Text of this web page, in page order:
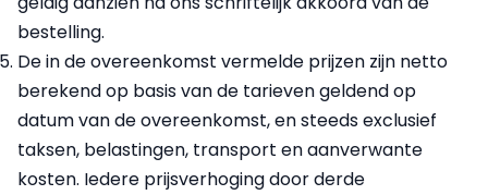
bestelling.
De in de overeenkomst vermelde prijzen zijn netto
berekend op basis van de tarieven geldend op
datum van de overeenkomst, en steeds exclusief
taksen, belastingen, transport en aanverwante
kosten. Iedere prijsverhoging door derde